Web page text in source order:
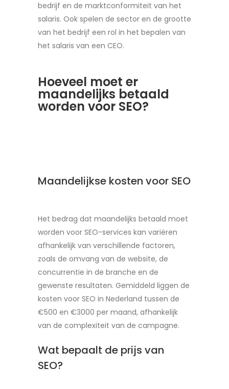
bedrijf en de marktconformiteit van het
salaris. Ook spelen de sector en de grootte
van het bedrijf een rol in het bepalen van
het salaris van een CEO.
Hoeveel moet er
maandelijks betaald
worden voor SEO?
Maandelijkse kosten voor SEO
Het bedrag dat maandelijks betaald moet
worden voor SEO-services kan variëren
afhankelijk van verschillende factoren,
zoals de omvang van de website, de
concurrentie in de branche en de
gewenste resultaten. Gemiddeld liggen de
kosten voor SEO in Nederland tussen de
€500 en €3000 per maand, afhankelijk
van de complexiteit van de campagne.
Wat bepaalt de prijs van
SEO?